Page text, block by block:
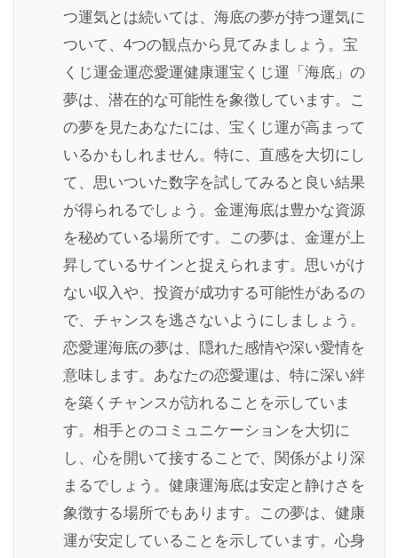
つ運気とは続いては、海底の夢が持つ運気に
ついて、4つの観点から見てみましょう。宝
くじ運金運恋愛運健康運宝くじ運「海底」の
夢は、潜在的な可能性を象徴しています。こ
の夢を見たあなたには、宝くじ運が高まって
いるかもしれません。特に、直感を大切にし
て、思いついた数字を試してみると良い結果
が得られるでしょう。金運海底は豊かな資源
を秘めている場所です。この夢は、金運が上
昇しているサインと捉えられます。思いがけ
ない収入や、投資が成功する可能性があるの
で、チャンスを逃さないようにしましょう。
恋愛運海底の夢は、隠れた感情や深い愛情を
意味します。あなたの恋愛運は、特に深い絆
を築くチャンスが訪れることを示していま
す。相手とのコミュニケーションを大切に
し、心を開いて接することで、関係がより深
まるでしょう。健康運海底は安定と静けさを
象徴する場所でもあります。この夢は、健康
運が安定していることを示しています。心身